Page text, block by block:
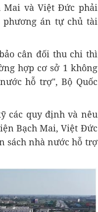
Mai và Việt Đức phải
phương án tự chủ tài
cân đối thu chi thì
hợp cơ sở 1 không
hỗ trợ", Bộ Quốc
các quy định và nêu
Bạch Mai, Việt Đức
sách nhà nước hỗ trợ